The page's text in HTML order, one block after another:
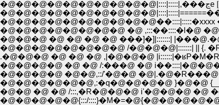
�@�@�@�@�@�@�@�@ �@ ,:::��::::�l�@
�@�@�@ �@ �@ �@ �@ ���]�]|:::::::|
�@�@�@�@�@�@�@�@ /�@�@�@|:::::::| || {.
.�@�@�@ �@ �@ �@ ,|�@�@�@
�@�@�@�@ �@ �@ /:���@ �@
�@�@�@�@ �@�@,::/'�@�@
�@�@�@�@�@�@,:�q�@�@�@�@ }�@�@
�@�@ �@ �@ /:::,�R�@�@�@ i'�@�@�@
�@�@�@�@�@{:::/